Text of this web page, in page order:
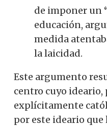
de imponer un
educación,
medida
la laicidad.
Este argumento
centro cuyo
explícitamente
por este ideario que